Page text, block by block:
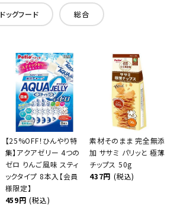
ドッグフード 総合
【25%OFF！ひんやり特
集】アクアゼリー 4つの
ゼロ りんご風味 スティ
ックタイプ 8本入【会員
様限定】
459円 (税込)
素材そのまま 完全無添
加 ササミ パリッと 極薄
チップス 50g
437円 (税込)